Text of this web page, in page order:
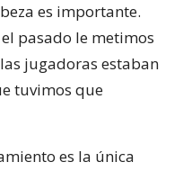
es importante.
pasado le metimos
jugadoras estaban
tuvimos que
es la única